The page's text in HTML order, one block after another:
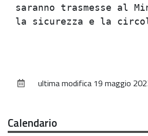
saranno trasmesse
documentoultima modifica 19 maggio
Calendario